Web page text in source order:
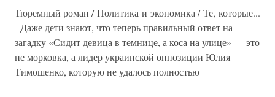
Тюремный роман / Политика и экономика / Те, которые...
Даже дети знают, что теперь правильный ответ на
загадку «Сидит девица в темнице, а коса на улице» — это
не морковка, а лидер украинской оппозиции Юлия
Тимошенко, которую не удалось полностью